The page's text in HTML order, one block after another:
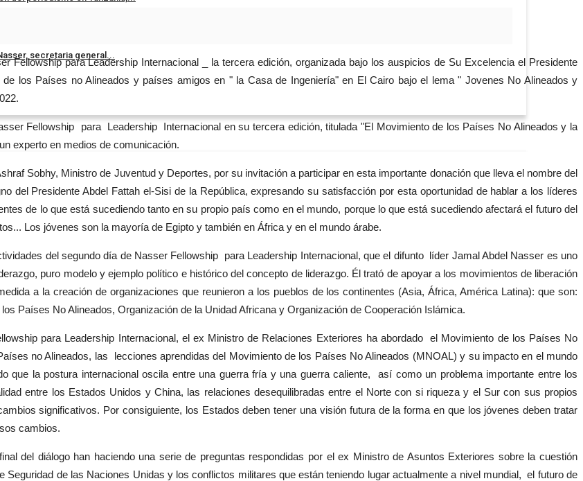
secretaria general...
Fellowship para Leadership Internacional _ la tercera edición, organizada bajo los auspicios de Su Excelencia el Presidente
los Países no Alineados y países amigos en " la Casa de Ingeniería" en El Cairo bajo el lema " Jovenes No Alineados y
Fellowship para Leadership Internacional en su tercera edición, titulada "El Movimiento de los Países No Alineados y la
experto en medios de comunicación.
Sobhy, Ministro de Juventud y Deportes, por su invitación a participar en esta importante donación que lleva el nombre del
del Presidente Abdel Fattah el-Sisi de la República, expresando su satisfacción por esta oportunidad de hablar a los líderes
de lo que está sucediendo tanto en su propio país como en el mundo, porque lo que está sucediendo afectará el futuro del
Los jóvenes son la mayoría de Egipto y también en África y en el mundo árabe.
del segundo día de Nasser Fellowship para Leadership Internacional, que el difunto líder Jamal Abdel Nasser es uno
puro modelo y ejemplo político e histórico del concepto de liderazgo. Él trató de apoyar a los movimientos de liberación
a la creación de organizaciones que reunieron a los pueblos de los continentes (Asia, África, América Latina): que son:
Países No Alineados, Organización de la Unidad Africana y Organización de Cooperación Islámica.
para Leadership Internacional, el ex Ministro de Relaciones Exteriores ha abordado el Movimiento de los Países No
no Alineados, las lecciones aprendidas del Movimiento de los Países No Alineados (MNOAL) y su impacto en el mundo
que la postura internacional oscila entre una guerra fría y una guerra caliente, así como un problema importante entre los
entre los Estados Unidos y China, las relaciones desequilibradas entre el Norte con si riqueza y el Sur con sus propios
significativos. Por consiguiente, los Estados deben tener una visión futura de la forma en que los jóvenes deben tratar
cambios.
del diálogo han haciendo una serie de preguntas respondidas por el ex Ministro de Asuntos Exteriores sobre la cuestión
de las Naciones Unidas y los conflictos militares que están teniendo lugar actualmente a nivel mundial, el futuro de